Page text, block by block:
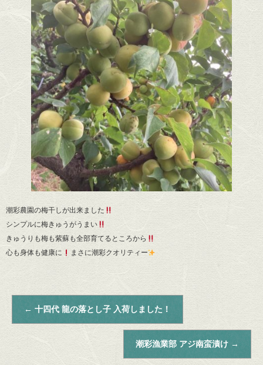
潮彩農園の梅干しが出来ました
シンプルに梅きゅうがうまい
きゅうりも梅も紫蘇も全部育てるところから
心も身体も健康に
まさに潮彩クオリティー
← 十四代 龍の落とし子 入荷しました！
潮彩漁業部 アジ南蛮漬け →